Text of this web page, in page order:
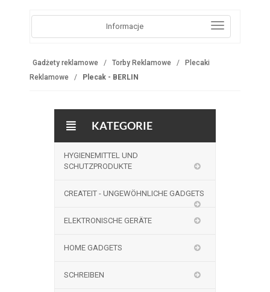
Informacje
Gadżety reklamowe Torby Reklamowe
Plecaki
Reklamowe
Plecak - BERLIN
KATEGORIE
HYGIENEMITTEL UND
SCHUTZPRODUKTE
CREATEIT - UNGEWÖHNLICHE GADGETS
ELEKTRONISCHE GERÄTE
HOME GADGETS
SCHREIBEN